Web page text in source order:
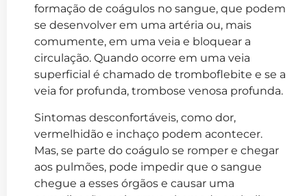
formação de coágulos no sangue, que podem
se desenvolver em uma artéria ou, mais
comumente, em uma veia e bloquear a
circulação. Quando ocorre em uma veia
superficial é chamado de tromboflebite e se a
veia for profunda, trombose venosa profunda.
Sintomas desconfortáveis, como dor,
vermelhidão e inchaço podem acontecer.
Mas, se parte do coágulo se romper e chegar
aos pulmões, pode impedir que o sangue
chegue a esses órgãos e causar uma